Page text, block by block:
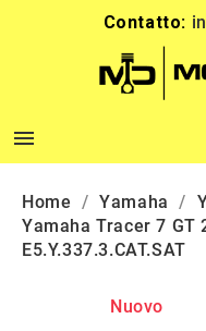
Contatto:

Home Yamaha
Yamaha Tracer 7 GT
E5.Y.337.3.CAT.SAT
Nuovo